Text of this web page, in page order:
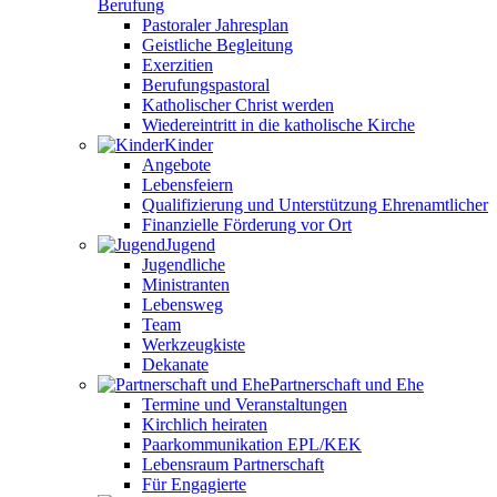
Berufung
Pastoraler Jahresplan
Geistliche Begleitung
Exerzitien
Berufungspastoral
Katholischer Christ werden
Wiedereintritt in die katholische Kirche
Kinder
Angebote
Lebensfeiern
Qualifizierung und Unterstützung Ehrenamtlicher
Finanzielle Förderung vor Ort
Jugend
Jugendliche
Ministranten
Lebensweg
Team
Werkzeugkiste
Dekanate
Partnerschaft und Ehe
Termine und Veranstaltungen
Kirchlich heiraten
Paarkommunikation EPL/KEK
Lebensraum Partnerschaft
Für Engagierte